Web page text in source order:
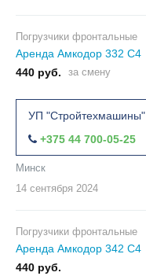
Погрузчики фронтальные
Аренда Амкодор 332 С4
440 руб.
за смену
УП "Стройтехмашины"
+375 44 700-05-25
Минск
14 сентября 2024
Погрузчики фронтальные
Аренда Амкодор 342 С4
440 руб.